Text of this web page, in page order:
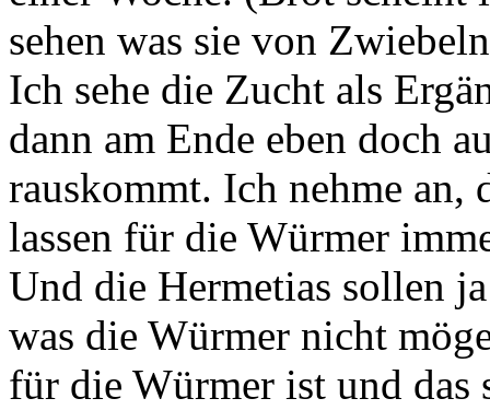
sehen was sie von
Ich sehe die Zucht als
dann am Ende eben doch
rauskommt. Ich nehme an,
lassen für die Würmer
Und die Hermetias sollen
was die Würmer nicht
für die Würmer ist und das